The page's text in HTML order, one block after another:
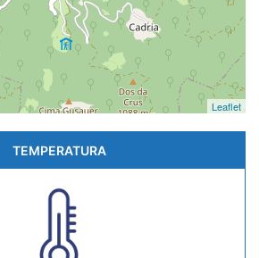
Leaflet
TEMPERATURA